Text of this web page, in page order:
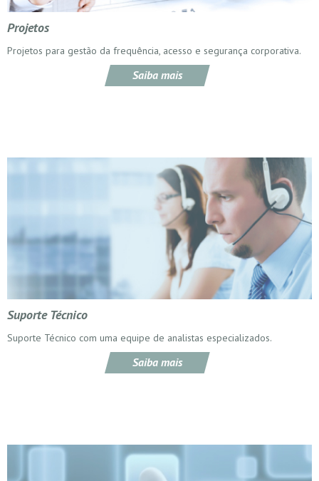
Projetos
Projetos para gestão da frequência, acesso e segurança corporativa.
Saiba mais
Suporte Técnico
Suporte Técnico com uma equipe de analistas especializados.
Saiba mais